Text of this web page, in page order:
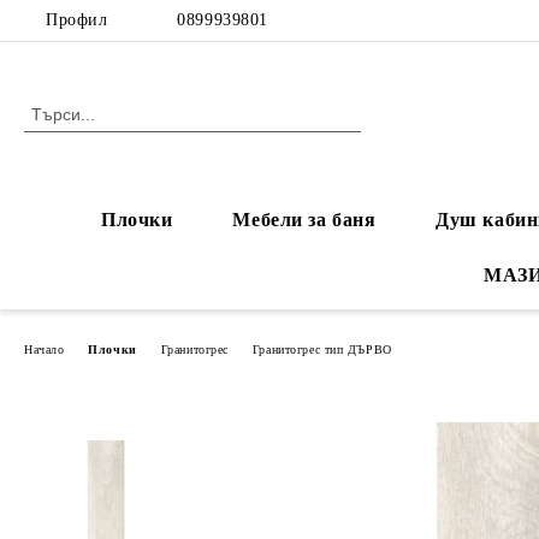
Профил 0899939801
Плочки Мебели за баня Душ
Начало Плочки Гранитогрес Гранитогрес тип ДЪРВО